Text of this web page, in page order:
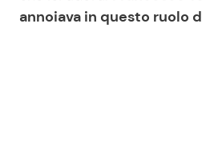
annoiava in questo ruolo